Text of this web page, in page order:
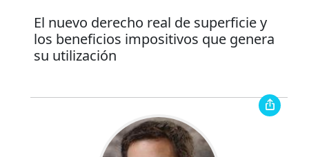
El nuevo derecho real de superficie y
los beneficios impositivos que genera
su utilización